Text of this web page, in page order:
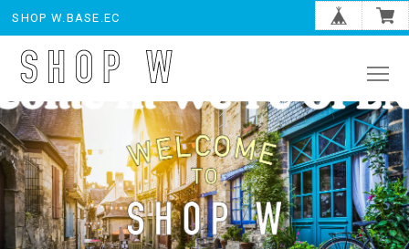
SHOP W.BASE.EC